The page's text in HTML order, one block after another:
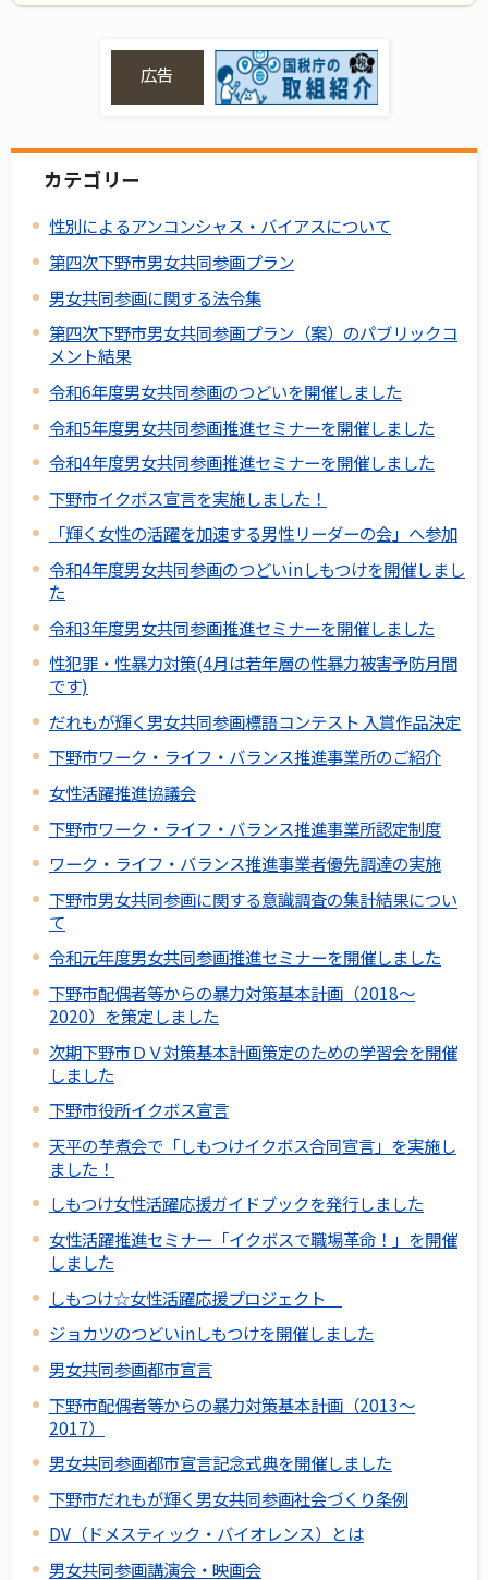
広告
カテゴリー
性別によるアンコンシャス・バイアスについて
第四次下野市男女共同参画プラン
男女共同参画に関する法令集
第四次下野市男女共同参画プラン（案）のパブリックコ
メント結果
令和6年度男女共同参画のつどいを開催しました
令和5年度男女共同参画推進セミナーを開催しました
令和4年度男女共同参画推進セミナーを開催しました
下野市イクボス宣言を実施しました！
「輝く女性の活躍を加速する男性リーダーの会」へ参加
令和4年度男女共同参画のつどいinしもつけを開催しまし
た
令和3年度男女共同参画推進セミナーを開催しました
性犯罪・性暴力対策(4月は若年層の性暴力被害予防月間
です)
だれもが輝く男女共同参画標語コンテスト 入賞作品決定
下野市ワーク・ライフ・バランス推進事業所のご紹介
女性活躍推進協議会
下野市ワーク・ライフ・バランス推進事業所認定制度
ワーク・ライフ・バランス推進事業者優先調達の実施
下野市男女共同参画に関する意識調査の集計結果につい
て
令和元年度男女共同参画推進セミナーを開催しました
下野市配偶者等からの暴力対策基本計画（2018～
2020）を策定しました
次期下野市ＤＶ対策基本計画策定のための学習会を開催
しました
下野市役所イクボス宣言
天平の芋煮会で「しもつけイクボス合同宣言」を実施し
ました！
しもつけ女性活躍応援ガイドブックを発行しました
女性活躍推進セミナー「イクボスで職場革命！」を開催
しました
しもつけ☆女性活躍応援プロジェクト
ジョカツのつどいinしもつけを開催しました
男女共同参画都市宣言
下野市配偶者等からの暴力対策基本計画（2013～
2017）
男女共同参画都市宣言記念式典を開催しました
下野市だれもが輝く男女共同参画社会づくり条例
DV（ドメスティック・バイオレンス）とは
男女共同参画講演会・映画会